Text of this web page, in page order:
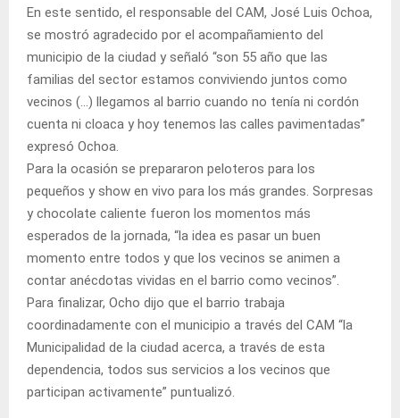
En este sentido, el responsable del CAM, José Luis Ochoa,
se mostró agradecido por el acompañamiento del
municipio de la ciudad y señaló “son 55 año que las
familias del sector estamos conviviendo juntos como
vecinos (…) llegamos al barrio cuando no tenía ni cordón
cuenta ni cloaca y hoy tenemos las calles pavimentadas”
expresó Ochoa.
Para la ocasión se prepararon peloteros para los
pequeños y show en vivo para los más grandes. Sorpresas
y chocolate caliente fueron los momentos más
esperados de la jornada, “la idea es pasar un buen
momento entre todos y que los vecinos se animen a
contar anécdotas vividas en el barrio como vecinos”.
Para finalizar, Ocho dijo que el barrio trabaja
coordinadamente con el municipio a través del CAM “la
Municipalidad de la ciudad acerca, a través de esta
dependencia, todos sus servicios a los vecinos que
participan activamente” puntualizó.